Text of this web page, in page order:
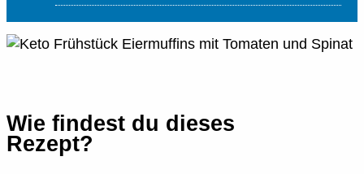
Wie findest du dieses
Rezept?